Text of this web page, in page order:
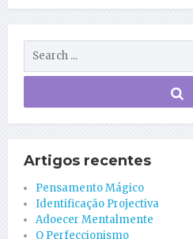
Artigos recentes
Pensamento Mágico
Identificação Projectiva
Adoecer Mentalmente
O Perfeccionismo